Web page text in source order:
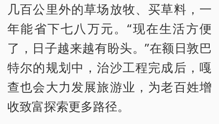
几百公里外的草场放牧、买草料，一
年能省下七八万元。“现在生活方便
了，日子越来越有盼头。”在额日敦巴
特尔的规划中，治沙工程完成后，嘎
查也会大力发展旅游业，为老百姓增
收致富探索更多路径。